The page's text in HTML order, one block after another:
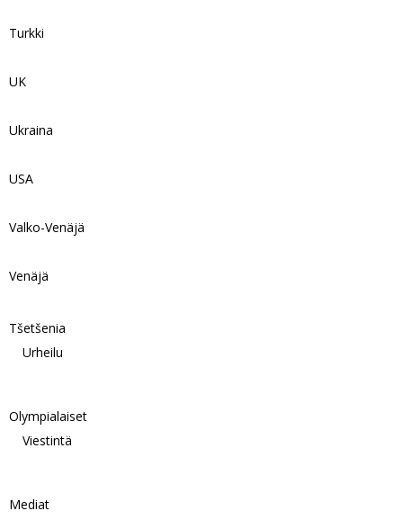
Turkki
UK
Ukraina
USA
Valko-Venäjä
Venäjä
Tšetšenia
Urheilu
Olympialaiset
Viestintä
Mediat